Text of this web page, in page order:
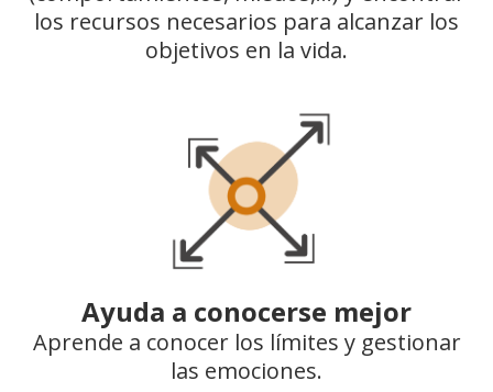
los recursos necesarios para alcanzar los
objetivos en la vida.
Ayuda a conocerse mejor
Aprende a conocer los límites y gestionar
las emociones.